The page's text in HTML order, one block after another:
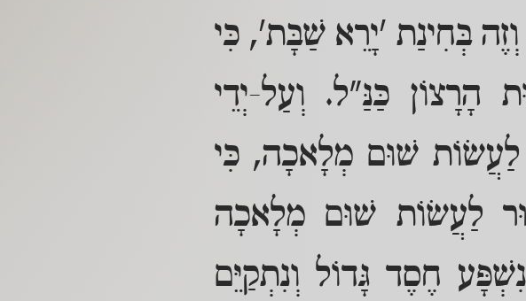
בְּחִינַת 'יָרֵא שַׁבָּת', כִּי
כַּנַּ"ל. וְעַל-יְדֵי
לַעֲשׂוֹת שׁוּם מְלָאכָה, כִּי
לַעֲשׂוֹת שׁוּם מְלָאכָה
חֶסֶד גָּדוֹל וְנִתְקַיֵּם